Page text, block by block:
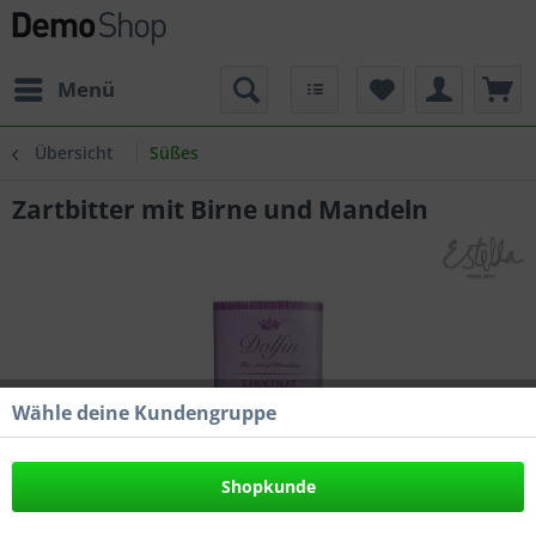
Menü
Übersicht Süßes
Zartbitter mit Birne und Mandeln
Wähle deine Kundengruppe
Shopkunde